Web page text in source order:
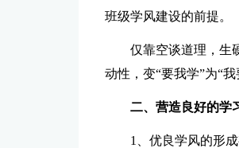
班级学风建设的前提。
仅靠空谈道理，生
动性，变“要我学”为“
二、营造良好的学
1、优良学风的形